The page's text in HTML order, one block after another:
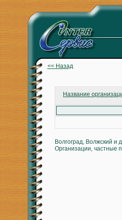
<< Назад
Название
Волгоград, Волжский и
Организации, частные